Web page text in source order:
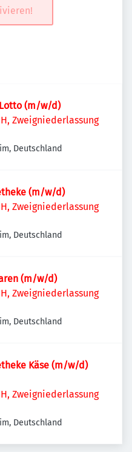
(m/w/d)
Zweigniederlassung
Deutschland
(m/w/d)
Zweigniederlassung
Deutschland
(m/w/d)
Zweigniederlassung
Deutschland
Käse (m/w/d)
Zweigniederlassung
Deutschland